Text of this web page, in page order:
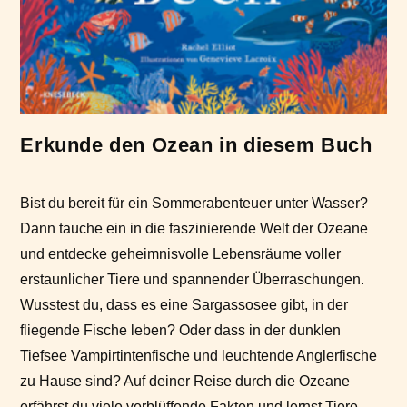
Erkunde den Ozean in diesem Buch
Bist du bereit für ein Sommerabenteuer unter Wasser?
Dann tauche ein in die faszinierende Welt der Ozeane
und entdecke geheimnisvolle Lebensräume voller
erstaunlicher Tiere und spannender Überraschungen.
Wusstest du, dass es eine Sargassosee gibt, in der
fliegende Fische leben? Oder dass in der dunklen
Tiefsee Vampirtintenfische und leuchtende Anglerfische
zu Hause sind? Auf deiner Reise durch die Ozeane